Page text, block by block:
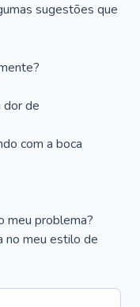
sugestões que
dor de
com a boca
meu problema?
no meu estilo de